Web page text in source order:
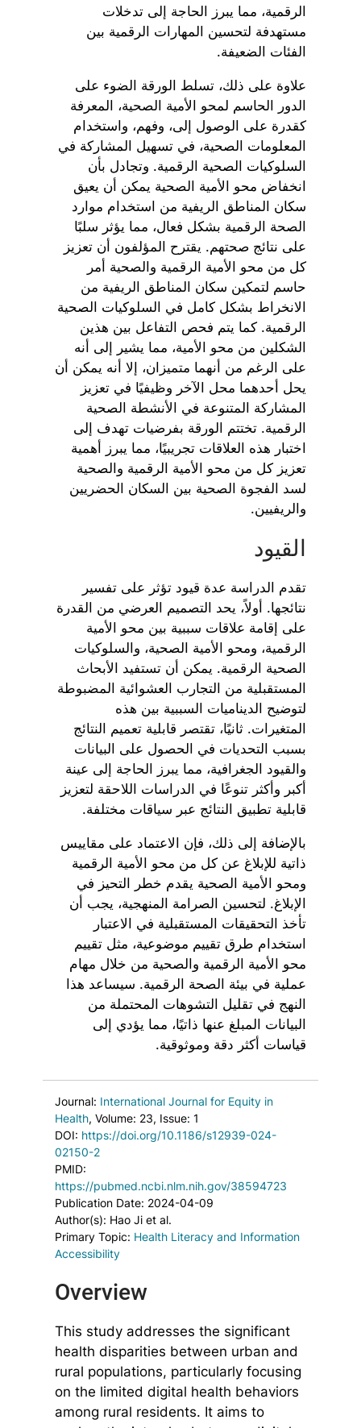
الرقمية، مما يبرز الحاجة إلى تدخلات
مستهدفة لتحسين المهارات الرقمية بين
الفئات الضعيفة.
علاوة على ذلك، تسلط الورقة الضوء على
الدور الحاسم لمحو الأمية الصحية، المعرفة
كقدرة على الوصول إلى، وفهم، واستخدام
المعلومات الصحية، في تسهيل المشاركة في
السلوكيات الصحية الرقمية. وتجادل بأن
انخفاض محو الأمية الصحية يمكن أن يعيق
سكان المناطق الريفية من استخدام موارد
الصحة الرقمية بشكل فعال، مما يؤثر سلبًا
على نتائج صحتهم. يقترح المؤلفون أن تعزيز
كل من محو الأمية الرقمية والصحية أمر
حاسم لتمكين سكان المناطق الريفية من
الانخراط بشكل كامل في السلوكيات الصحية
الرقمية. كما يتم فحص التفاعل بين هذين
الشكلين من محو الأمية، مما يشير إلى أنه
على الرغم من أنهما متميزان، إلا أنه يمكن أن
يحل أحدهما محل الآخر وظيفيًا في تعزيز
المشاركة المتنوعة في الأنشطة الصحية
الرقمية. تختتم الورقة بفرضيات تهدف إلى
اختبار هذه العلاقات تجريبيًا، مما يبرز أهمية
تعزيز كل من محو الأمية الرقمية والصحية
لسد الفجوة الصحية بين السكان الحضريين
والريفيين.
القيود
تقدم الدراسة عدة قيود تؤثر على تفسير
نتائجها. أولاً، يحد التصميم العرضي من القدرة
على إقامة علاقات سببية بين محو الأمية
الرقمية، ومحو الأمية الصحية، والسلوكيات
الصحية الرقمية. يمكن أن تستفيد الأبحاث
المستقبلية من التجارب العشوائية المضبوطة
لتوضيح الديناميات السببية بين هذه
المتغيرات. ثانيًا، تقتصر قابلية تعميم النتائج
بسبب التحديات في الحصول على البيانات
والقيود الجغرافية، مما يبرز الحاجة إلى عينة
أكبر وأكثر تنوعًا في الدراسات اللاحقة لتعزيز
قابلية تطبيق النتائج عبر سياقات مختلفة.
بالإضافة إلى ذلك، فإن الاعتماد على مقاييس
ذاتية للإبلاغ عن كل من محو الأمية الرقمية
ومحو الأمية الصحية يقدم خطر التحيز في
الإبلاغ. لتحسين الصرامة المنهجية، يجب أن
تأخذ التحقيقات المستقبلية في الاعتبار
استخدام طرق تقييم موضوعية، مثل تقييم
محو الأمية الرقمية والصحية من خلال مهام
عملية في بيئة الصحة الرقمية. سيساعد هذا
النهج في تقليل التشوهات المحتملة من
البيانات المبلغ عنها ذاتيًا، مما يؤدي إلى
قياسات أكثر دقة وموثوقية.
Journal: International Journal for Equity in
Health, Volume: 23, Issue: 1
DOI: https://doi.org/10.1186/s12939-024-
02150-2
PMID:
https://pubmed.ncbi.nlm.nih.gov/38594723
Publication Date: 2024-04-09
Author(s): Hao Ji et al.
Primary Topic: Health Literacy and Information
Accessibility
Overview
This study addresses the significant
health disparities between urban and
rural populations, particularly focusing
on the limited digital health behaviors
among rural residents. It aims to